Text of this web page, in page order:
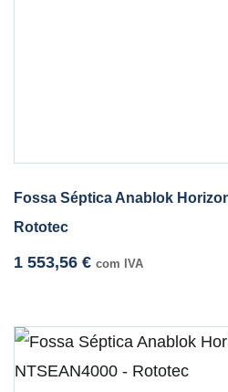
Fossa Séptica Anablok
Rototec
1 553,56 € com IVA